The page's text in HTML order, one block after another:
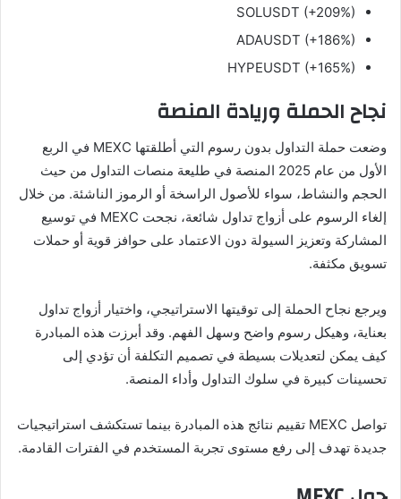
SOLUSDT (+209%)
ADAUSDT (+186%)
HYPEUSDT (+165%)
نجاح الحملة وريادة المنصة
وضعت حملة التداول بدون رسوم التي أطلقتها MEXC في الربع
الأول من عام 2025 المنصة في طليعة منصات التداول من حيث
الحجم والنشاط، سواء للأصول الراسخة أو الرموز الناشئة. من خلال
إلغاء الرسوم على أزواج تداول شائعة، نجحت MEXC في توسيع
المشاركة وتعزيز السيولة دون الاعتماد على حوافز قوية أو حملات
تسويق مكثفة.
ويرجع نجاح الحملة إلى توقيتها الاستراتيجي، واختيار أزواج تداول
بعناية، وهيكل رسوم واضح وسهل الفهم. وقد أبرزت هذه المبادرة
كيف يمكن لتعديلات بسيطة في تصميم التكلفة أن تؤدي إلى
تحسينات كبيرة في سلوك التداول وأداء المنصة.
تواصل MEXC تقييم نتائج هذه المبادرة بينما تستكشف استراتيجيات
جديدة تهدف إلى رفع مستوى تجربة المستخدم في الفترات القادمة.